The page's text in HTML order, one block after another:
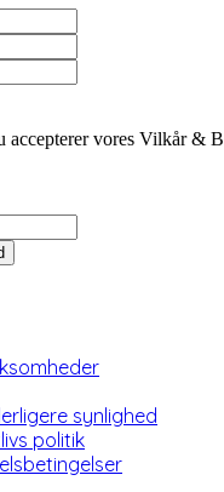
accepterer vores Vilkår &
synlighed
politik